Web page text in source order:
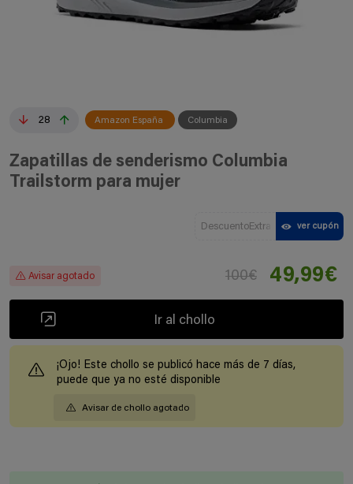
28 Amazon España Columbia
Zapatillas de senderismo Columbia
Trailstorm para mujer
DescuentoExtra ver cupón
Avisar agotado 100€ 49,99€
Ir al chollo
¡Ojo! Este chollo se publicó hace más de 7 días,
puede que ya no esté disponible
Avisar de chollo agotado